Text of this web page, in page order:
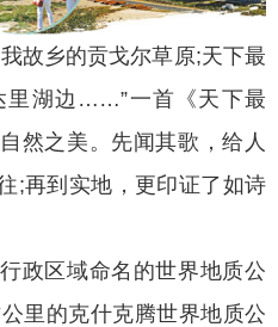
乡的贡戈尔草原;天下最
里湖边……”一首《天下最
然之美。先闻其歌，给人
;再到实地，更印证了如诗
区域命名的世界地质公
里的克什克腾世界地质公